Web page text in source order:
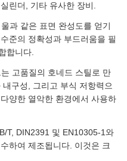
린더, 기타 유사한 장비.
과 같은 표면 완성도를 얻기
준의 정확성과 부드러움을 필
합니다.
고품질의 호네드 스틸로 만
구성, 그리고 부식 저항력으
양한 열악한 환경에서 사용하
T, DIN2391 및 EN10305-1와
하여 제조됩니다. 이것은 크